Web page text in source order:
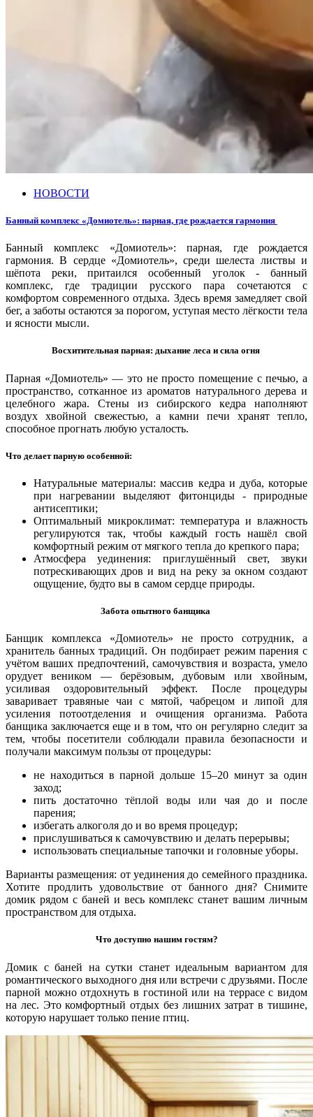
НОВОСТИ
Банный комплекс «Домиотель»: парная, где рождается гармония
Банный комплекс «Домиотель»: парная, где рождается
гармония.В сердце «Домиотель», среди шелеста листвы и
шёпота реки, притаился особенный уголок - банный
комплекс, где традиции русского пара сочетаются с
комфортом современного отдыха. Здесь время замедляет свой
бег, а заботы остаются за порогом, уступая место лёгкости тела
и ясности мысли.
Восхитительная парная: дыхание леса и сила огня
Парная «Домиотель» — это не просто помещение с печью, а
пространство, сотканное из ароматов натурального дерева и
целебного жара. Стены из сибирского кедра наполняют
воздух хвойной свежестью, а камни печи хранят тепло,
способное прогнать любую усталость.
Что делает парную особенной:
Натуральные материалы: массив кедра и дуба, которые
при нагревании выделяют фитонциды - природные
антисептики;
Оптимальный микроклимат: температура и влажность
регулируются так, чтобы каждый гость нашёл свой
комфортный режим от мягкого тепла до крепкого пара;
Атмосфера уединения: приглушённый свет, звуки
потрескивающих дров и вид на реку за окном создают
ощущение, будто вы в самом сердце природы.
Забота опытного банщика
Банщик комплекса «Домиотель» не просто сотрудник, а
хранитель банных традиций. Он подбирает режим парения с
учётом ваших предпочтений, самочувствия и возраста, умело
орудует веником — берёзовым, дубовым или хвойным,
усиливая оздоровительный эффект. После процедуры
заваривает травяные чаи с мятой, чабрецом и липой для
усиления потоотделения и очищения организма. Работа
банщика заключается еще и в том, что он регулярно следит за
тем, чтобы посетители соблюдали правила безопасности и
получали максимум пользы от процедуры:
не находиться в парной дольше 15–20 минут за один
заход;
пить достаточно тёплой воды или чая до и после
парения;
избегать алкоголя до и во время процедур;
прислушиваться к самочувствию и делать перерывы;
использовать специальные тапочки и головные уборы.
Варианты размещения: от уединения до семейного праздника.
Хотите продлить удовольствие от банного дня? Снимите
домик рядом с баней и весь комплекс станет вашим личным
пространством для отдыха.
Что доступно нашим гостям?
Домик с баней на сутки станет идеальным вариантом для
романтического выходного дня или встречи с друзьями. После
парной можно отдохнуть в гостиной или на террасе с видом
на лес. Это комфортный отдых без лишних затрат в тишине,
которую нарушает только пение птиц.